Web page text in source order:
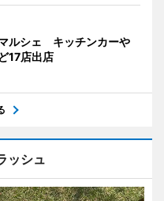
ルシェ キッチンカーや
17店出店
ッシュ